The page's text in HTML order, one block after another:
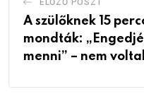
A szülőknek 15
mondták:
menni” – nem